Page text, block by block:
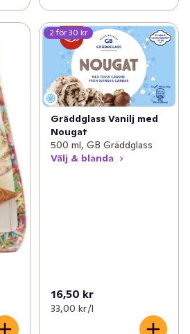
2 för 30 kr
Gräddglass Vanilj med
Nougat
500 ml, GB Gräddglass
Välj & blanda
16,50 kr
33,00 kr /l